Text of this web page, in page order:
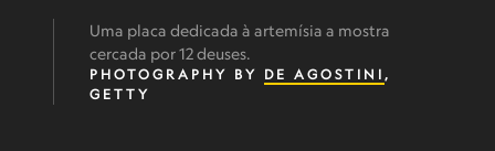
Uma placa dedicada à artemísia a mostra
cercada por 12 deuses.
PHOTOGRAPHY BY DE AGOSTINI ,
GETTY